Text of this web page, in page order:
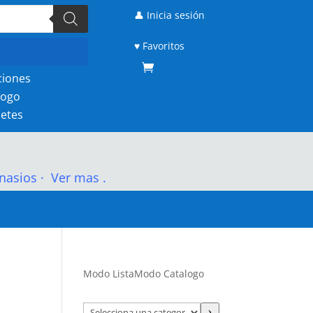
👤 Inicia sesión
♥ Favoritos
· Ver mas .
Modo ListaModo Catalogo
Selecciona